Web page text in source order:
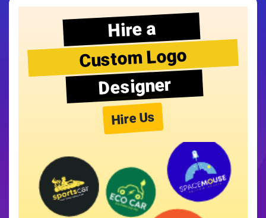
Hire a
Custom Logo
Designer
Hire Us